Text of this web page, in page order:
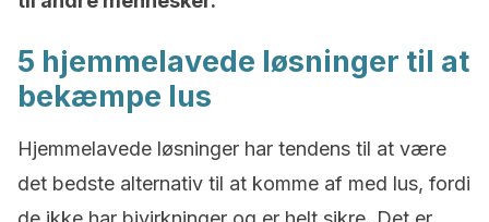
5 hjemmelavede løsninger til at
bekæmpe lus
Hjemmelavede løsninger har tendens til at være
det bedste alternativ til at komme af med lus, fordi